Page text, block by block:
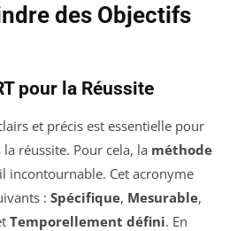
des Objectifs
pour la Réussite
et précis est essentielle pour
réussite. Pour cela, la méthode
incontournable. Cet acronyme
: Spécifique, Mesurable,
Temporellement défini. En